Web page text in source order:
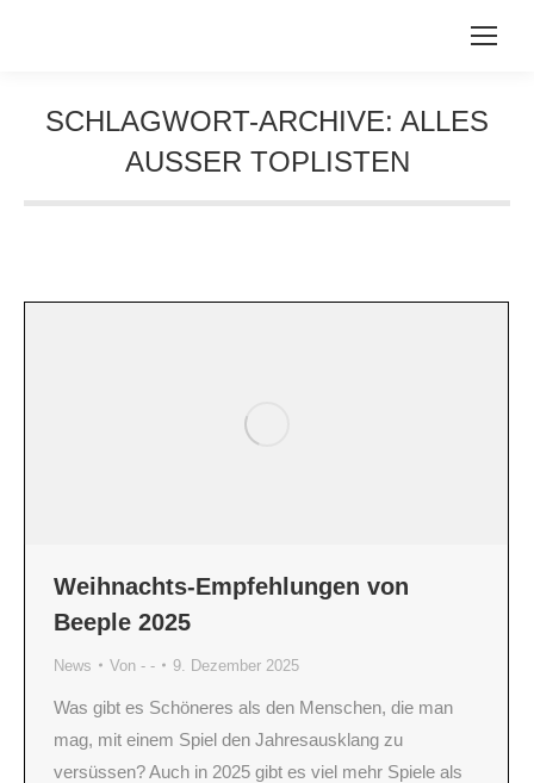
SCHLAGWORT-ARCHIVE: ALLES
AUSSER TOPLISTEN
Weihnachts-Empfehlungen von
Beeple 2025
News Von - - 9. Dezember 2025
Was gibt es Schöneres als den Menschen, die man
mag, mit einem Spiel den Jahresausklang zu
versüssen? Auch in 2025 gibt es viel mehr Spiele als